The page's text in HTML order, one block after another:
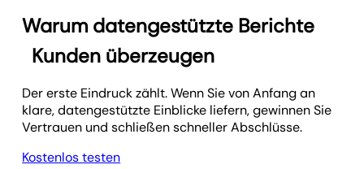
Warum datengestützte Berichte
Kunden überzeugen
Der erste Eindruck zählt. Wenn Sie von Anfang an
klare, datengestützte Einblicke liefern, gewinnen Sie
Vertrauen und schließen schneller Abschlüsse.
Kostenlos testen